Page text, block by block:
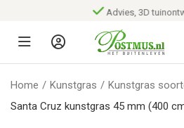
Advies, 3D
Home / Kunstgras / Kunstgras
Santa Cruz kunstgras 45 mm (400